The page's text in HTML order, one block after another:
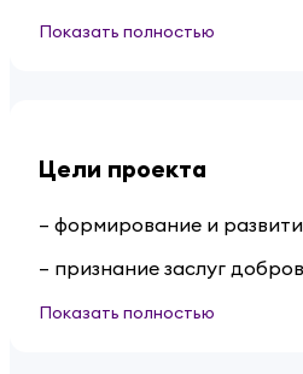
Показать полностью
Цели проекта
– формирование и
– признание заслуг
Показать полностью